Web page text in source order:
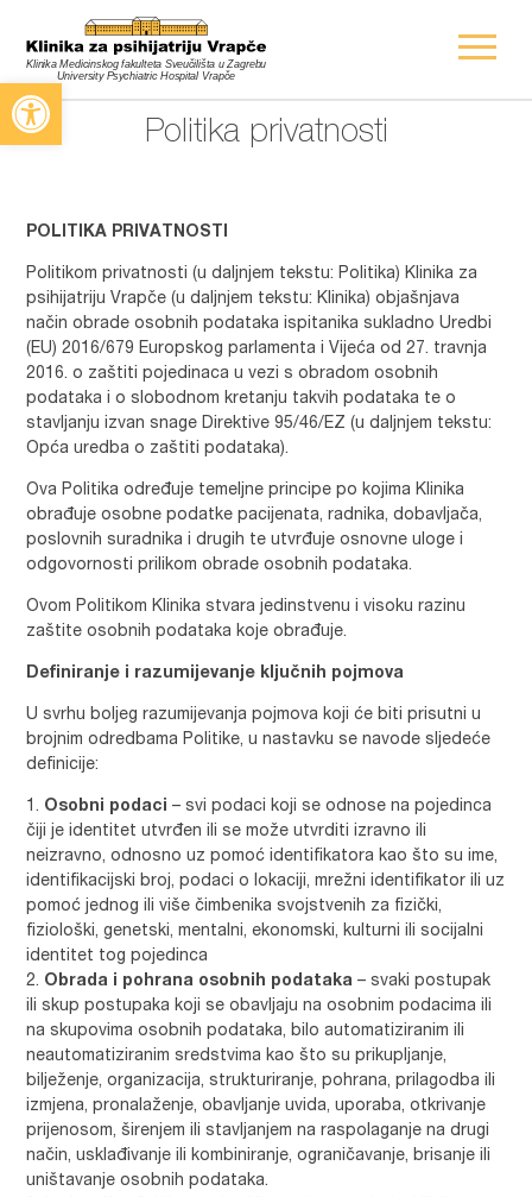
Open toolbar
Politika privatnosti
POLITIKA PRIVATNOSTI
Politikom privatnosti (u daljnjem tekstu: Politika) Klinika za
psihijatriju Vrapče (u daljnjem tekstu: Klinika) objašnjava
način obrade osobnih podataka ispitanika sukladno Uredbi
(EU) 2016/679 Europskog parlamenta i Vijeća od 27. travnja
2016. o zaštiti pojedinaca u vezi s obradom osobnih
podataka i o slobodnom kretanju takvih podataka te o
stavljanju izvan snage Direktive 95/46/EZ (u daljnjem tekstu:
Opća uredba o zaštiti podataka).
Ova Politika određuje temeljne principe po kojima Klinika
obrađuje osobne podatke pacijenata, radnika, dobavljača,
poslovnih suradnika i drugih te utvrđuje osnovne uloge i
odgovornosti prilikom obrade osobnih podataka.
Ovom Politikom Klinika stvara jedinstvenu i visoku razinu
zaštite osobnih podataka koje obrađuje.
Definiranje i razumijevanje ključnih pojmova
U svrhu boljeg razumijevanja pojmova koji će biti prisutni u
brojnim odredbama Politike, u nastavku se navode sljedeće
definicije:
Osobni podaci – svi podaci koji se odnose na pojedinca
čiji je identitet utvrđen ili se može utvrditi izravno ili
neizravno, odnosno uz pomoć identifikatora kao što su ime,
identifikacijski broj, podaci o lokaciji, mrežni identifikator ili uz
pomoć jednog ili više čimbenika svojstvenih za fizički,
fiziološki, genetski, mentalni, ekonomski, kulturni ili socijalni
identitet tog pojedinca
Obrada i pohrana osobnih podataka – svaki postupak
ili skup postupaka koji se obavljaju na osobnim podacima ili
na skupovima osobnih podataka, bilo automatiziranim ili
neautomatiziranim sredstvima kao što su prikupljanje,
bilježenje, organizacija, strukturiranje, pohrana, prilagodba ili
izmjena, pronalaženje, obavljanje uvida, uporaba, otkrivanje
prijenosom, širenjem ili stavljanjem na raspolaganje na drugi
način, usklađivanje ili kombiniranje, ograničavanje, brisanje ili
uništavanje osobnih podataka.